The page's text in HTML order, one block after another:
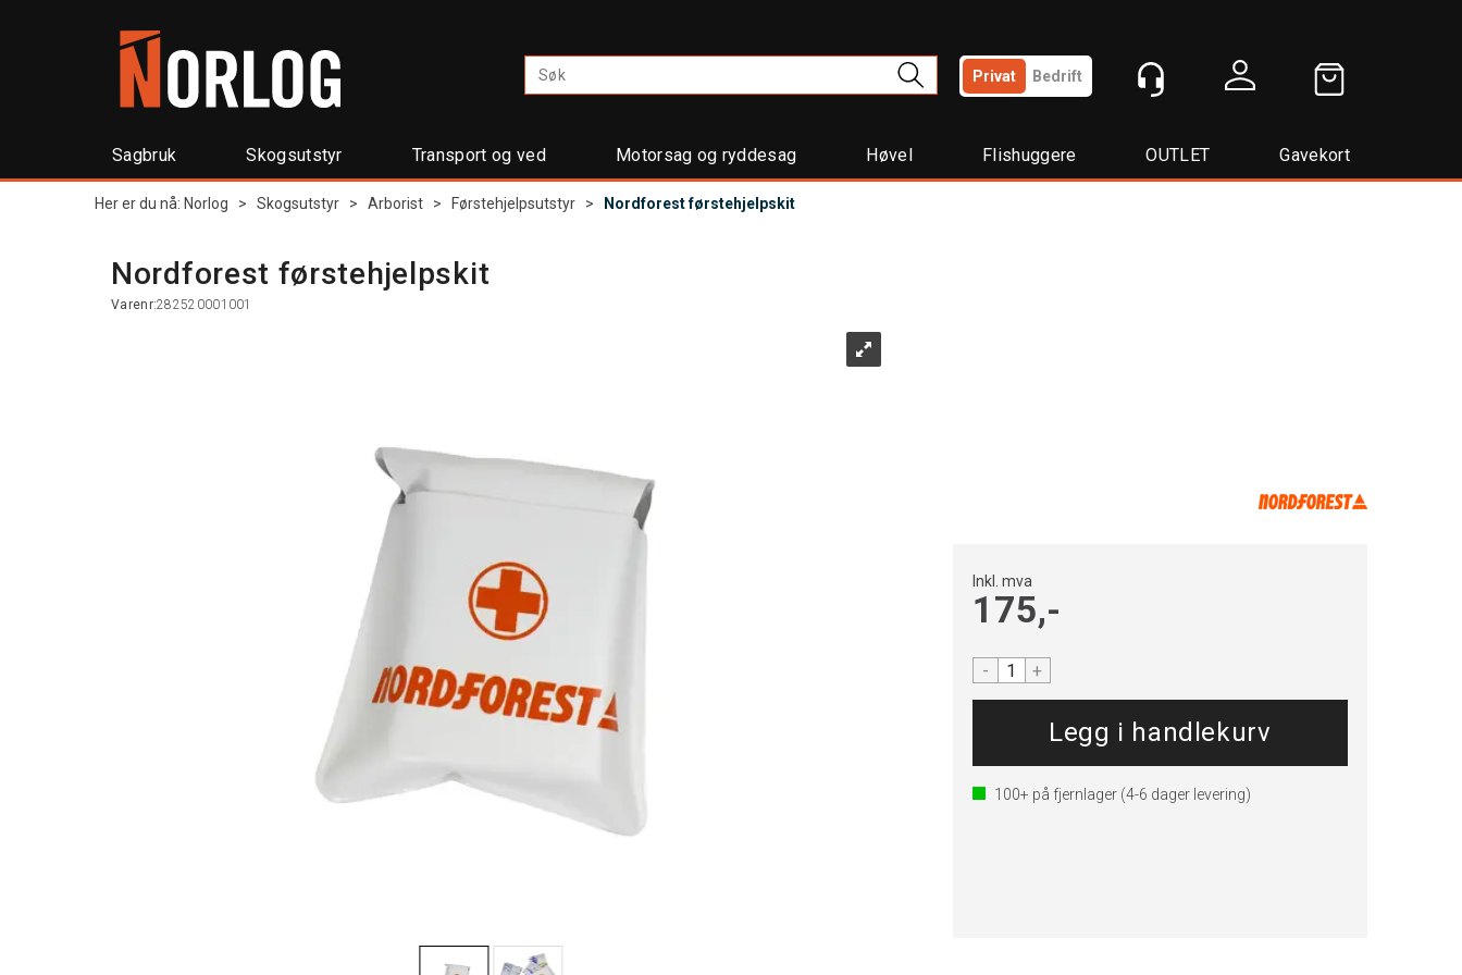
Privat Bedrift
Sagbruk Skogsutstyr Transport og ved Motorsag og ryddesag Høvel Flishuggere OUTLET Gavekort
Her er du nå: Norlog > Skogsutstyr > Arborist > Førstehjelpsutstyr > Nordforest førstehjelpskit
Nordforest førstehjelpskit
Varenr:282520001001
Inkl. mva
175,-
- +
100+ på fjernlager(4-6 dager levering)